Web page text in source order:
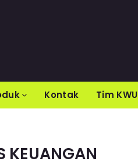
Kontak Tim KWU
KEUANGAN